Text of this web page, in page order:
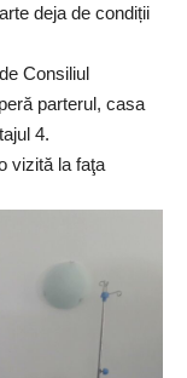
deja de condiții
Consiliul
parterul, casa
4.
vizită la faţa